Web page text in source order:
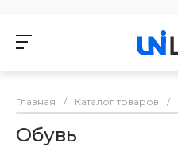
Главная / Каталог товаров /
Обувь